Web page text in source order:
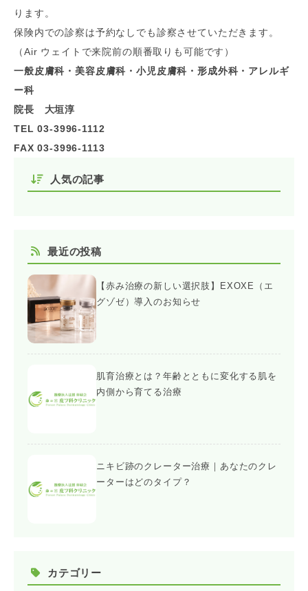
ります。
保険内での診察は予約なしでも診察させていただきます。
（Air ウェイトで来院前の順番取りも可能です）
一般皮膚科・美容皮膚科・小児皮膚科・形成外科・アレルギ
ー科
院長 大垣淳
TEL 03-3996-1112
FAX 03-3996-1113
人気の記事
最近の投稿
【赤み治療の新しい選択肢】EXOXE（エ
グゾゼ）導入のお知らせ
肌育治療とは？年齢とともに変化する肌を
内側から育てる治療
ニキビ跡のクレーター治療｜あなたのクレ
ーターはどのタイプ？
カテゴリー